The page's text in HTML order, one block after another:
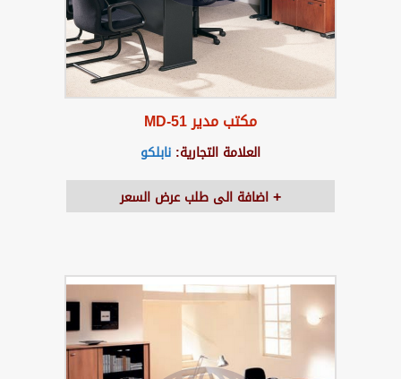
مكتب مدير MD-51
العلامة التجارية: نابلكو
اضافة الى طلب عرض السعر